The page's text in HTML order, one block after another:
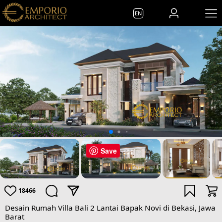
EN
18466
Desain Rumah Villa Bali 2 Lantai Bapak Novi di Bekasi, Jawa
Barat
Save